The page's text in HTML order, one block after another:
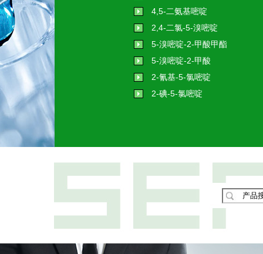
4,5-二氨基嘧啶
2,4-二氯-5-溴嘧啶
5-溴嘧啶-2-甲酸甲酯
5-溴嘧啶-2-甲酸
2-氰基-5-氯嘧啶
2-碘-5-氯嘧啶